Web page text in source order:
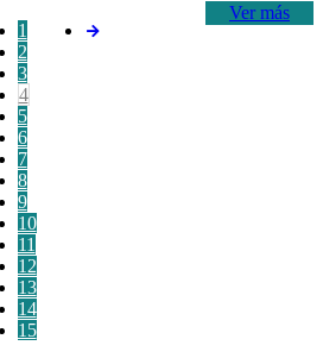
Ver más
1
2
3
4
5
6
7
8
9
10
11
12
13
14
15